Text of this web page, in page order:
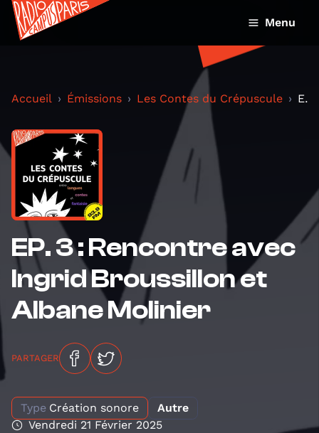
Menu
Accueil Émissions Les Contes du Crépuscule EP. 3 : Rencontre avec Ingrid Broussillon et Alban...
EP. 3 : Rencontre avec
Ingrid Broussillon et
Albane Molinier
PARTAGER
Type Création sonore
Autre
Vendredi 21 Février 2025